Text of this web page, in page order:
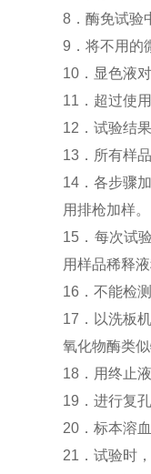
8．酶免试验
9．将不用的
10．显色液
11．超过使
12．试验结
13．所有样
14．各步骤
用排枪加样。
15．每次试
用样品稀释
16．不能检
17．以洗板
氧化物酶类
18．用终止
19．进行复
20．标本溶
21．试验时